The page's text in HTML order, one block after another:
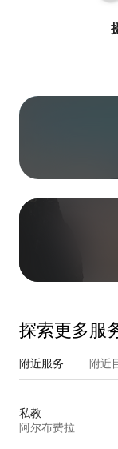
探索更多服
附近服务 附近
私教
阿尔布费拉